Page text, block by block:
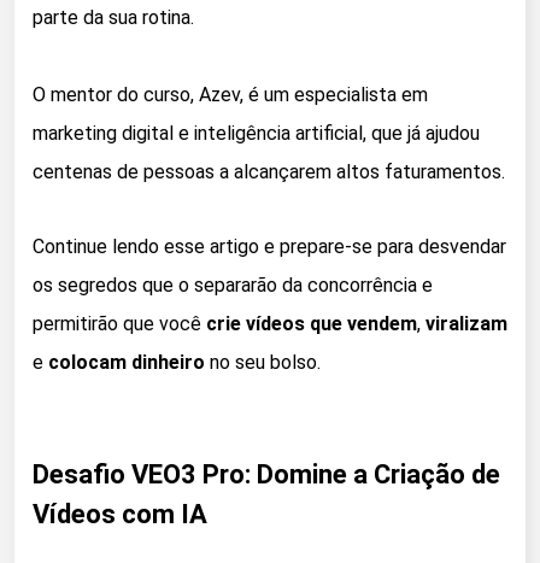
parte da sua rotina.
O mentor do curso, Azev, é um especialista em
marketing digital e inteligência artificial, que já ajudou
centenas de pessoas a alcançarem altos faturamentos.
Continue lendo esse artigo e prepare-se para desvendar
os segredos que o separarão da concorrência e
permitirão que você crie vídeos que vendem, viralizam
e colocam dinheiro no seu bolso.
Desafio VEO3 Pro: Domine a Criação de
Vídeos com IA